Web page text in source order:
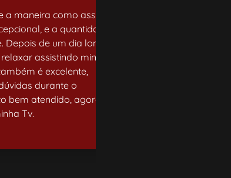
maneira como assisto
e a quantidade
de um dia longo
assistindo minhas
é excelente,
durante o
bem atendido, agora o
Tv.